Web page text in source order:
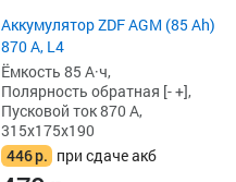
Аккумулятор ZDF AGM (85 Ah)
870 А, L4
Ёмкость 85 А·ч,
Полярность обратная [- +],
Пусковой ток 870 А,
315x175x190
446р. при сдаче акб